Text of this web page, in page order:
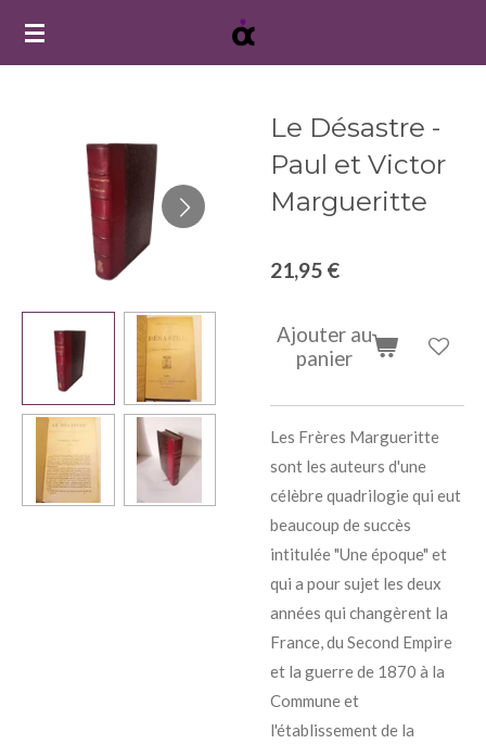
Passer
Le Désastre -
Paul et Victor
Margueritte
21,95 €
Ajouter au
panier
Les Frères Margueritte
sont les auteurs d'une
célèbre quadrilogie qui eut
beaucoup de succès
intitulée "Une époque" et
qui a pour sujet les deux
années qui changèrent la
France, du Second Empire
et la guerre de 1870 à la
Commune et
l'établissement de la